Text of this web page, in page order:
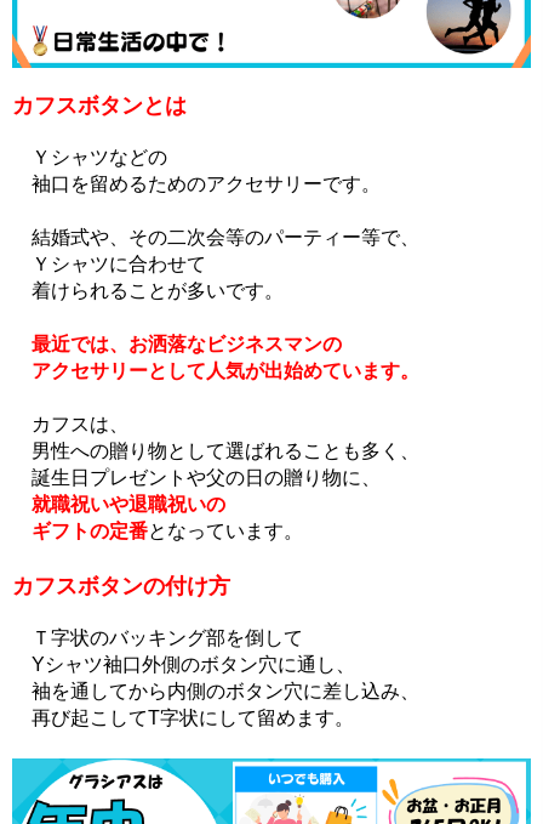
カフスボタンとは
Ｙシャツなどの
袖口を留めるためのアクセサリーです。
結婚式や、その二次会等のパーティー等で、
Ｙシャツに合わせて
着けられることが多いです。
最近では、お洒落なビジネスマンの
アクセサリーとして人気が出始めています。
カフスは、
男性への贈り物として選ばれることも多く、
誕生日プレゼントや父の日の贈り物に、
就職祝いや退職祝いの
ギフトの定番となっています。
カフスボタンの付け方
Ｔ字状のバッキング部を倒して
Yシャツ袖口外側のボタン穴に通し、
袖を通してから内側のボタン穴に差し込み、
再び起こしてT字状にして留めます。